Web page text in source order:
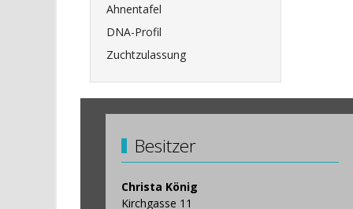
Ahnentafel
DNA-Profil
Zuchtzulassung
Besitzer
Christa König
Kirchgasse 11